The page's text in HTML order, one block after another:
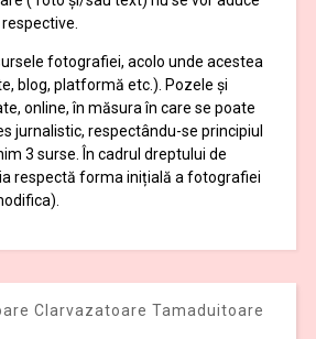
fotografiei, acolo unde acestea
blog, platformă etc.). Pozele și
online, în măsura în care se poate
jurnalistic, respectându-se principiul
3 surse. În cadrul dreptului de
respectă forma inițială a fotografiei
Clarvazatoare Tamaduitoare